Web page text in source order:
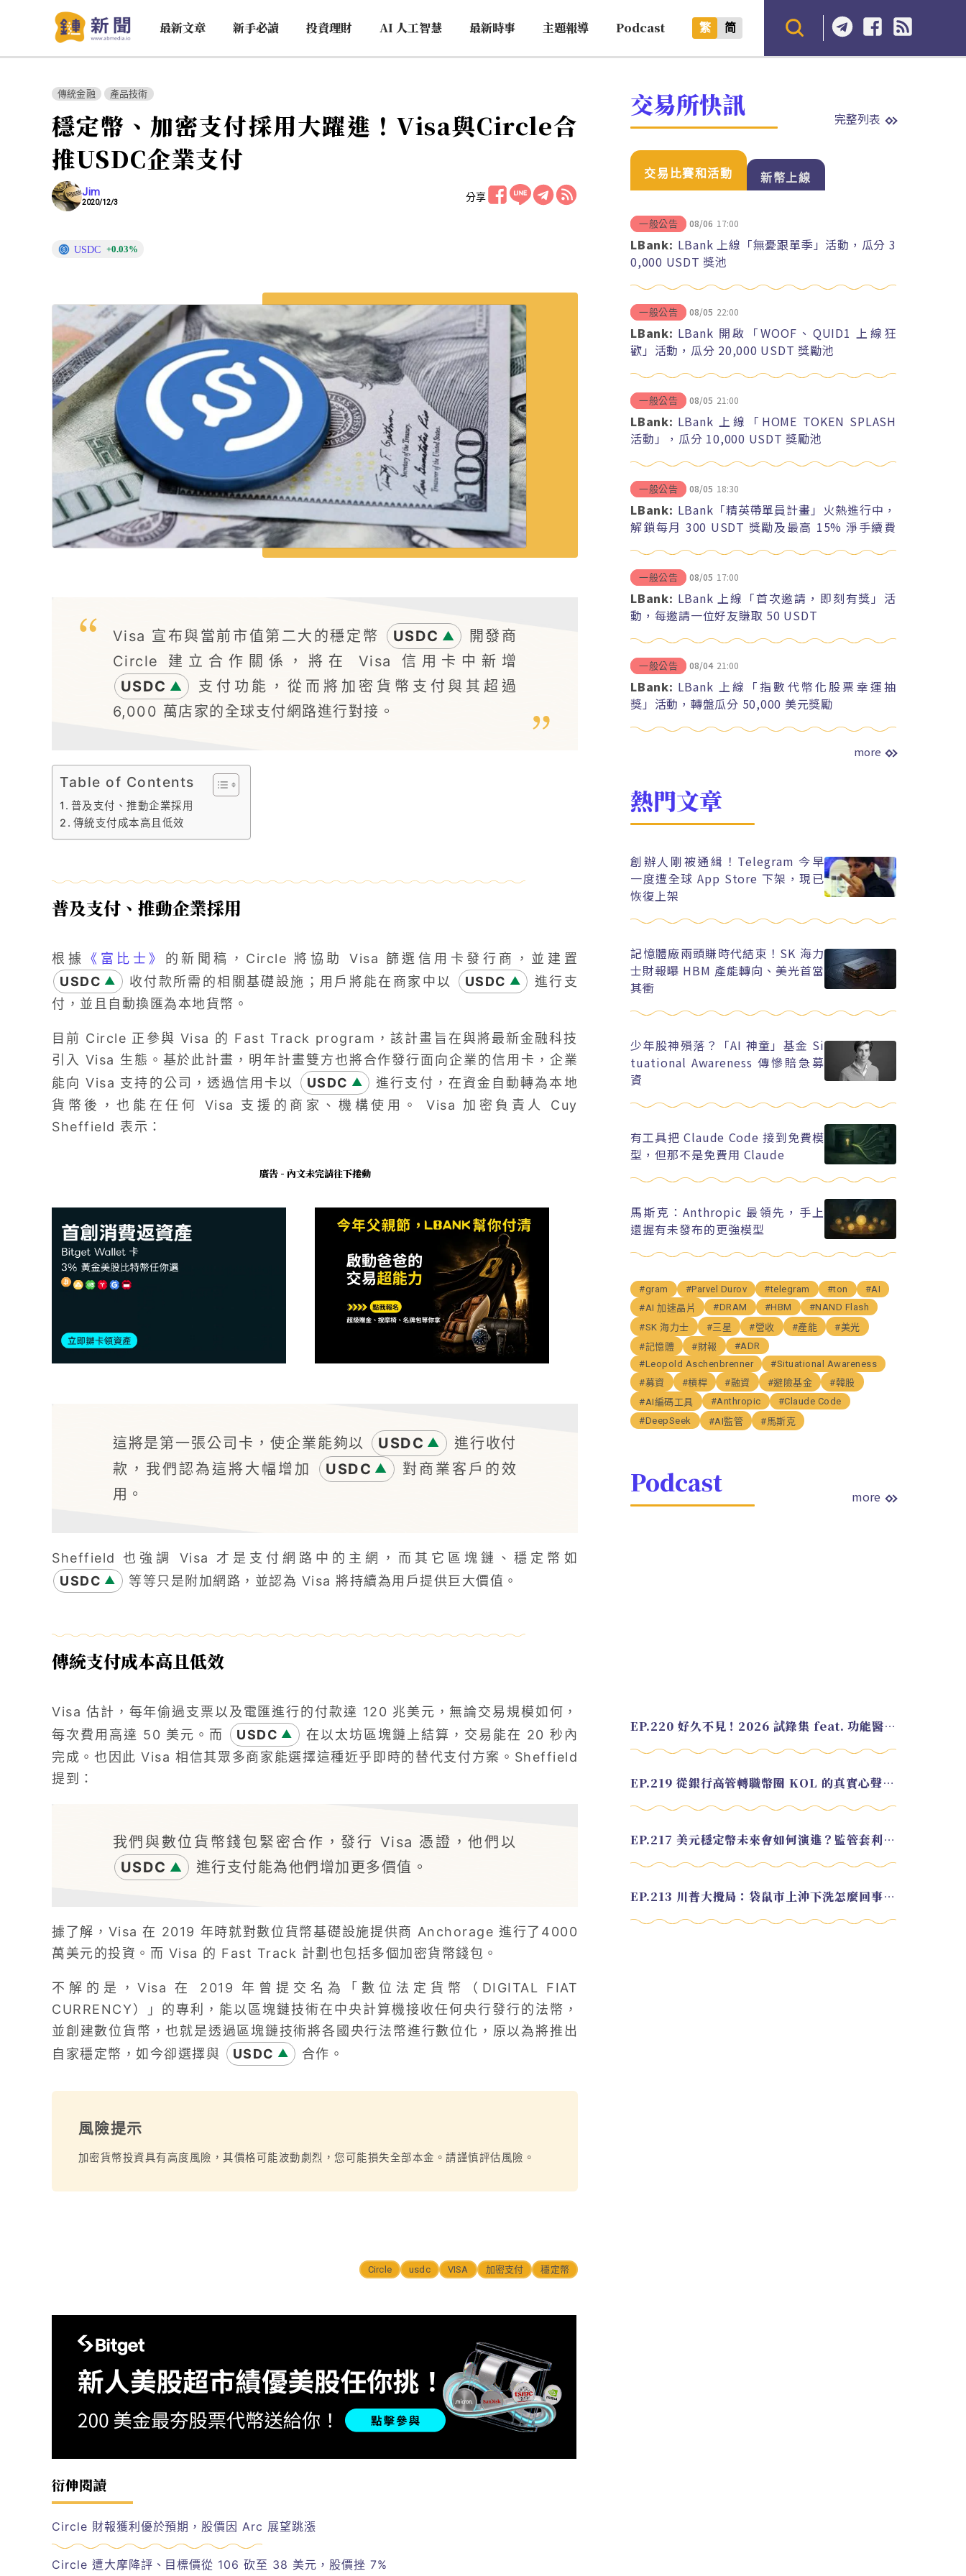
最新文章 新手必讀 投資理財 AI 人工智慧 最新時事 主題報導 Podcast 繁 简
傳統金融 產品技術
穩定幣、加密支付採用大躍進！Visa與Circle合
推USDC企業支付
Jim
2020/12/3 分享
USDC +0.03%
Visa 宣布與當前市值第二大的穩定幣 USDC ▲
開發商
Circle 建立合作關係，將在 Visa 信用卡中新增
USDC ▲
支付功能，從而將加密貨幣支付與其超過
6,000 萬店家的全球支付網路進行對接。
Table of Contents
普及支付、推動企業採用
傳統支付成本高且低效
普及支付、推動企業採用
根據 《富比士》 的新聞稿，Circle 將協助 Visa 篩選信用卡發行商，並建置
USDC ▲ 收付款所需的相關基礎設施；用戶將能在商家中以 USDC ▲
進行支
付，並且自動換匯為本地貨幣。
目前 Circle 正參與 Visa 的 Fast Track program，該計畫旨在與將最新金融科技
引入 Visa 生態。基於此計畫，明年計畫雙方也將合作發行面向企業的信用卡，企業
能向 Visa 支持的公司，透過信用卡以
USDC ▲
進行支付，在資金自動轉為本地
貨幣後，也能在任何 Visa 支援的商家、機構使用。 Visa 加密負責人 Cuy
Sheffield 表示：
廣告 - 內文未完請往下捲動
這將是第一張公司卡，使企業能夠以 USDC ▲
進行收付
款，我們認為這將大幅增加
USDC ▲
對商業客戶的效
用。
Sheffield 也強調 Visa 才是支付網路中的主網，而其它區塊鏈、穩定幣如
USDC ▲ 等等只是附加網路，並認為 Visa 將持續為用戶提供巨大價值。
傳統支付成本高且低效
Visa 估計，每年偷過支票以及電匯進行的付款達 120 兆美元，無論交易規模如何，
每次費用高達 50 美元。而
USDC ▲
在以太坊區塊鏈上結算，交易能在 20 秒內
完成。也因此 Visa 相信其眾多商家能選擇這種近乎即時的替代支付方案。Sheffield
提到：
我們與數位貨幣錢包緊密合作，發行 Visa 憑證，他們以
USDC ▲ 進行支付能為他們增加更多價值。
據了解，Visa 在 2019 年時就對數位貨幣基礎設施提供商 Anchorage 進行了4000
萬美元的投資。而 Visa 的 Fast Track 計劃也包括多個加密貨幣錢包。
不解的是，Visa 在 2019 年曾提交名為「數位法定貨幣（DIGITAL FIAT
CURRENCY）」的專利，能以區塊鏈技術在中央計算機接收任何央行發行的法幣，
並創建數位貨幣，也就是透過區塊鏈技術將各國央行法幣進行數位化，原以為將推出
自家穩定幣，如今卻選擇與
USDC ▲ 合作。
風險提示
加密貨幣投資具有高度風險，其價格可能波動劇烈，您可能損失全部本金。請謹慎評估風險。
Circle usdc VISA 加密支付 穩定幣
衍伸閱讀
Circle 財報獲利優於預期，股價因 Arc 展望跳漲
Circle 遭大摩降評、目標價從 106 砍至 38 美元，股價挫 7%
交易所快訊 完整列表
交易比賽和活動 新幣上線
一般公告 08/06 17:00
LBank: LBank 上線「無憂跟單季」活動，瓜分 3
0,000 USDT 獎池
一般公告 08/05 22:00
LBank: LBank 開啟「WOOF、QUID1 上線狂
歡」活動，瓜分 20,000 USDT 獎勵池
一般公告 08/05 21:00
LBank: LBank 上線「HOME TOKEN SPLASH
活動」，瓜分 10,000 USDT 獎勵池
一般公告 08/05 18:30
LBank: LBank「精英帶單員計畫」火熱進行中，
解鎖每月 300 USDT 獎勵及最高 15% 淨手續費
一般公告 08/05 17:00
LBank: LBank 上線「首次邀請，即刻有獎」活
動，每邀請一位好友賺取 50 USDT
一般公告 08/04 21:00
LBank: LBank 上線「指數代幣化股票幸運抽
獎」活動，轉盤瓜分 50,000 美元獎勵
more
熱門文章
創辦人剛被通緝！Telegram 今早
一度遭全球 App Store 下架，現已
恢復上架
記憶體廠兩頭賺時代結束！SK 海力
士財報曝 HBM 產能轉向、美光首當
其衝
少年股神殞落？「AI 神童」基金 Si
tuational Awareness 傳慘賠急募
資
有工具把 Claude Code 接到免費模
型，但那不是免費用 Claude
馬斯克：Anthropic 最領先，手上
還握有未發布的更強模型
#gram #Parvel Durov #telegram #ton
#AI
#AI 加速晶片
#DRAM #HBM
#NAND Flash
#SK 海力士
#三星 #營收 #產能
#美光
#記憶體
#財報
#ADR
#Leopold Aschenbrenner
#Situational Awareness
#募資
#槓桿 #融資 #避險基金
#韓股
#AI編碼工具
#Anthropic
#Claude Code
#DeepSeek
#AI監管 #馬斯克
Podcast more
EP.220 好久不見！2026 試錄集 feat. 功能醫學營養師 美寶
EP.219 從銀行高管轉職幣圈 KOL 的真實心聲 feat.龜大
EP.217 美元穩定幣未來會如何演進？監管套利終將收斂？feat. 研究員 余哲安
EP.213 川普大攪局：袋鼠市上沖下洗怎麼回事？feat. Alvin